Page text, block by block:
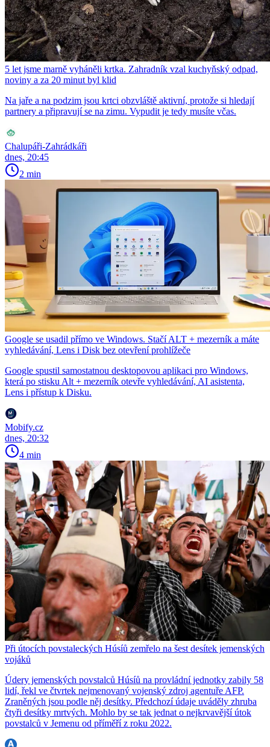
5 let jsme marně vyháněli krtka. Zahradník vzal kuchyňský odpad,
noviny a za 20 minut byl klid
Na jaře a na podzim jsou krtci obzvláště aktivní, protože si hledají
partnery a připravují se na zimu. Vypudit je tedy musíte včas.
Chalupáři-Zahrádkáři
dnes, 20:45
2 min
Google se usadil přímo ve Windows. Stačí ALT + mezerník a máte
vyhledávání, Lens i Disk bez otevření prohlížeče
Google spustil samostatnou desktopovou aplikaci pro Windows,
která po stisku Alt + mezerník otevře vyhledávání, AI asistenta,
Lens i přístup k Disku.
Mobify.cz
dnes, 20:32
4 min
Při útocích povstaleckých Húsíů zemřelo na šest desítek jemenských
vojáků
Údery jemenských povstalců Húsíů na provládní jednotky zabily 58
lidí, řekl ve čtvrtek nejmenovaný vojenský zdroj agentuře AFP.
Zraněných jsou podle něj desítky. Předchozí údaje uváděly zhruba
čtyři desítky mrtvých. Mohlo by se tak jednat o nejkrvavější útok
povstalců v Jemenu od příměří z roku 2022.